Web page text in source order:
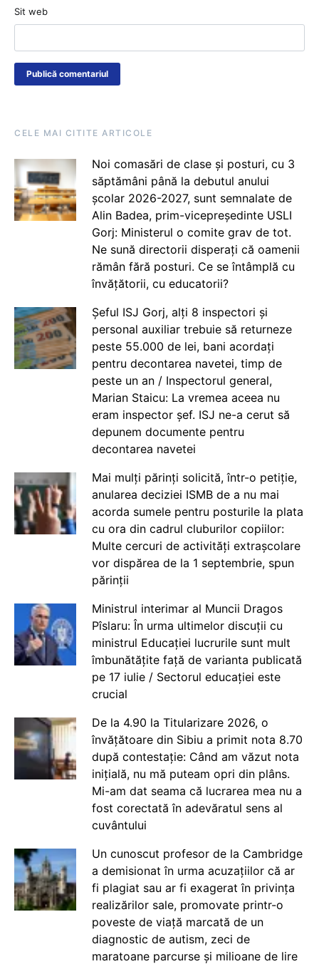
Sit web
CELE MAI CITITE ARTICOLE
Noi comasări de clase și posturi, cu 3
săptămâni până la debutul anului
școlar 2026-2027, sunt semnalate de
Alin Badea, prim-vicepreședinte USLI
Gorj: Ministerul o comite grav de tot.
Ne sună directorii disperați că oamenii
rămân fără posturi. Ce se întâmplă cu
învățătorii, cu educatorii?
Șeful ISJ Gorj, alți 8 inspectori și
personal auxiliar trebuie să returneze
peste 55.000 de lei, bani acordați
pentru decontarea navetei, timp de
peste un an / Inspectorul general,
Marian Staicu: La vremea aceea nu
eram inspector șef. ISJ ne-a cerut să
depunem documente pentru
decontarea navetei
Mai mulți părinți solicită, într-o petiție,
anularea deciziei ISMB de a nu mai
acorda sumele pentru posturile la plata
cu ora din cadrul cluburilor copiilor:
Multe cercuri de activități extrașcolare
vor dispărea de la 1 septembrie, spun
părinții
Ministrul interimar al Muncii Dragos
Pîslaru: În urma ultimelor discuții cu
ministrul Educației lucrurile sunt mult
îmbunătățite față de varianta publicată
pe 17 iulie / Sectorul educației este
crucial
De la 4.90 la Titularizare 2026, o
învățătoare din Sibiu a primit nota 8.70
după contestație: Când am văzut nota
inițială, nu mă puteam opri din plâns.
Mi-am dat seama că lucrarea mea nu a
fost corectată în adevăratul sens al
cuvântului
Un cunoscut profesor de la Cambridge
a demisionat în urma acuzațiilor că ar
fi plagiat sau ar fi exagerat în privința
realizărilor sale, promovate printr-o
poveste de viață marcată de un
diagnostic de autism, zeci de
maratoane parcurse și milioane de lire